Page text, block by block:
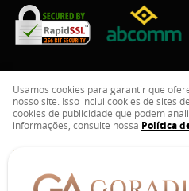
LOJA VIRTUAL CRIADA POR
Usamos cookies para garantir que
nosso site. Isso inclui cookies de sites
cookies de publicidade que podem
informações, consulte nossa Política